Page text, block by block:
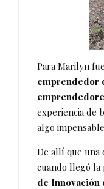
Para Marilyn
emprendedor
experiencia de
algo
De allí que una
cuando llegó la
de Innovación